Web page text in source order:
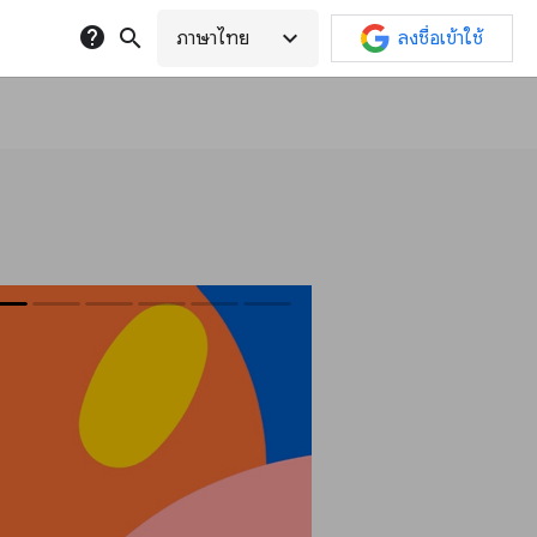
help search ภาษาไทย expand_more ลงชื่อเข้าใช้